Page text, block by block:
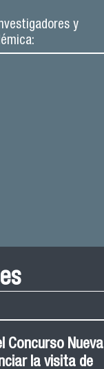
y
Concurso Nueva
la visita de